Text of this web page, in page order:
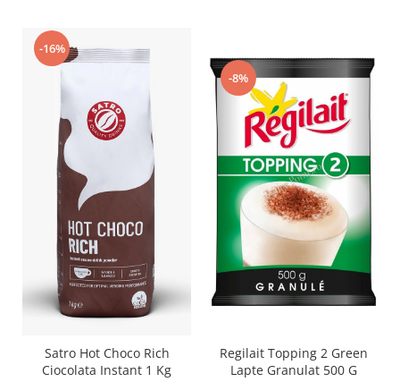
-16%
Satro Hot Choco Rich
Ciocolata Instant 1 Kg
-8%
Regilait Topping 2 Green
Lapte Granulat 500 G